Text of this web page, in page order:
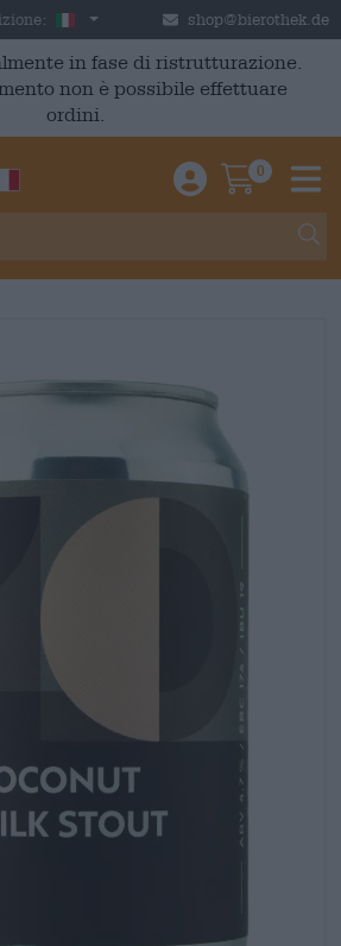
Italia shop@bierothek.de
in fase di ristrutturazione.
non è possibile effettuare
ordini.
Einloggen /
0